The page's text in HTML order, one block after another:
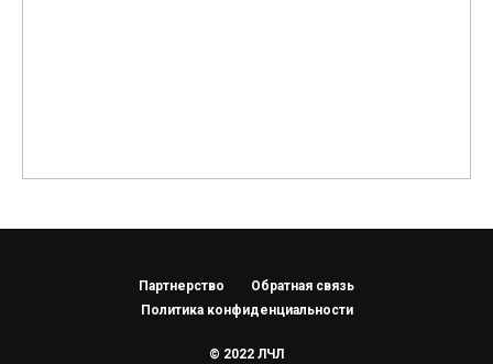
Партнерство
Обратная связь
Политика конфиденциальности
© 2022 ЛЧЛ